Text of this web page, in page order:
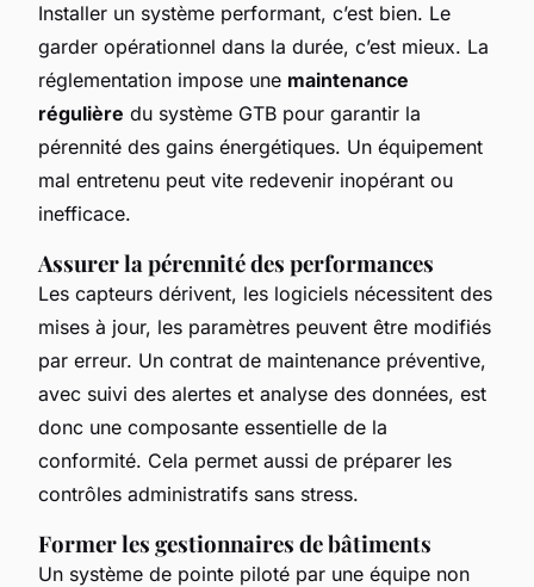
Installer un système performant, c’est bien. Le
garder opérationnel dans la durée, c’est mieux. La
réglementation impose une maintenance
régulière du système GTB pour garantir la
pérennité des gains énergétiques. Un équipement
mal entretenu peut vite redevenir inopérant ou
inefficace.
Assurer la pérennité des performances
Les capteurs dérivent, les logiciels nécessitent des
mises à jour, les paramètres peuvent être modifiés
par erreur. Un contrat de maintenance préventive,
avec suivi des alertes et analyse des données, est
donc une composante essentielle de la
conformité. Cela permet aussi de préparer les
contrôles administratifs sans stress.
Former les gestionnaires de bâtiments
Un système de pointe piloté par une équipe non